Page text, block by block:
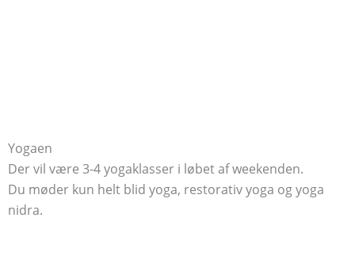
Yogaen
Der vil være 3-4 yogaklasser i løbet af weekenden.
Du møder kun helt blid yoga, restorativ yoga og yoga
nidra.